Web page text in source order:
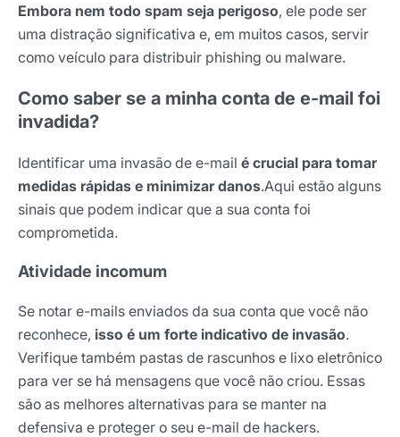
Embora nem todo spam seja perigoso, ele pode ser
uma distração significativa e, em muitos casos, servir
como veículo para distribuir phishing ou malware.
Como saber se a minha conta de e-mail foi
invadida?
Identificar uma invasão de e-mail é crucial para tomar
medidas rápidas e minimizar danos.Aqui estão alguns
sinais que podem indicar que a sua conta foi
comprometida.
Atividade incomum
Se notar e-mails enviados da sua conta que você não
reconhece, isso é um forte indicativo de invasão.
Verifique também pastas de rascunhos e lixo eletrônico
para ver se há mensagens que você não criou. Essas
são as melhores alternativas para se manter na
defensiva e proteger o seu e-mail de hackers.